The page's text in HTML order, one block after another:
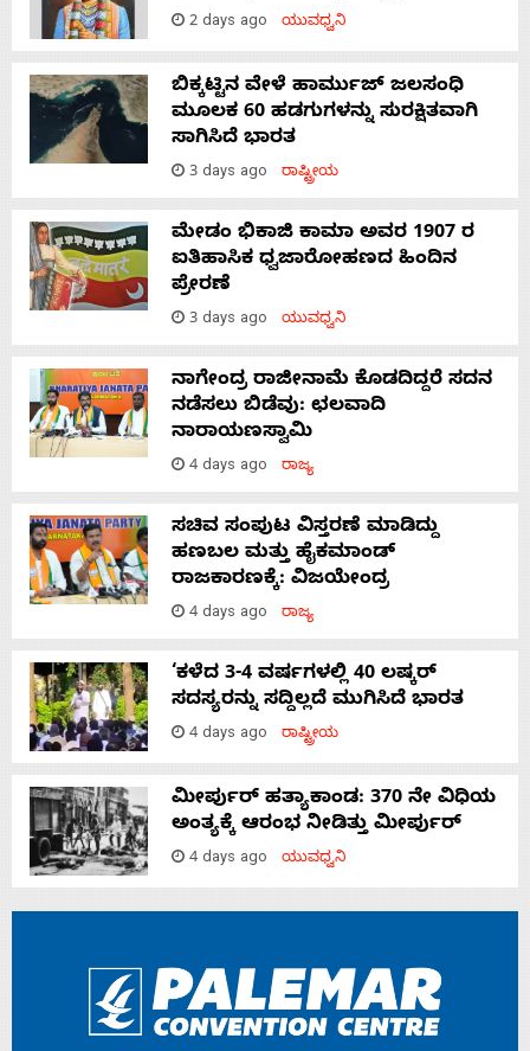
2 days ago ಯುವಧ್ವನಿ
ಬಿಕ್ಕಟ್ಟಿನ ವೇಳೆ ಹಾರ್ಮುಜ್ ಜಲಸಂಧಿ
ಮೂಲಕ 60 ಹಡಗುಗಳನ್ನು ಸುರಕ್ಷಿತವಾಗಿ
ಸಾಗಿಸಿದೆ ಭಾರತ
3 days ago ರಾಷ್ಟ್ರೀಯ
ಮೇಡಂ ಭಿಕಾಜಿ ಕಾಮಾ ಅವರ 1907 ರ
ಐತಿಹಾಸಿಕ ಧ್ವಜಾರೋಹಣದ ಹಿಂದಿನ
ಪ್ರೇರಣೆ
3 days ago ಯುವಧ್ವನಿ
ನಾಗೇಂದ್ರ ರಾಜೀನಾಮೆ ಕೊಡದಿದ್ದರೆ ಸದನ
ನಡೆಸಲು ಬಿಡೆವು: ಛಲವಾದಿ
ನಾರಾಯಣಸ್ವಾಮಿ
4 days ago ರಾಜ್ಯ
ಸಚಿವ ಸಂಪುಟ ವಿಸ್ತರಣೆ ಮಾಡಿದ್ದು
ಹಣಬಲ ಮತ್ತು ಹೈಕಮಾಂಡ್
ರಾಜಕಾರಣಕ್ಕೆ: ವಿಜಯೇಂದ್ರ
4 days ago ರಾಜ್ಯ
‘ಕಳೆದ 3-4 ವರ್ಷಗಳಲ್ಲಿ 40 ಲಷ್ಕರ್
ಸದಸ್ಯರನ್ನು ಸದ್ದಿಲ್ಲದೆ ಮುಗಿಸಿದೆ ಭಾರತ
4 days ago ರಾಷ್ಟ್ರೀಯ
ಮೀರ್ಪುರ್ ಹತ್ಯಾಕಾಂಡ: 370 ನೇ ವಿಧಿಯ
ಅಂತ್ಯಕ್ಕೆ ಆರಂಭ ನೀಡಿತ್ತು ಮೀರ್ಪುರ್
4 days ago ಯುವಧ್ವನಿ